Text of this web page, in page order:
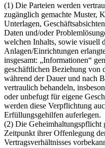
(1) Die Parteien werden
zugänglich gemachte Muster,
Unterlagen,
Daten und/oder
welchen Inhalts, sowie visuell
Anlagen/Einrichtungen
insgesamt: „Informationen“
geschäftlichen Beziehung von
während der Dauer und nach
vertraulich behandeln,
oder unbefugt für eigene
werden diese Verpflichtung
Erfüllungsgehilfen auferlegen.
(2) Die
Zeitpunkt ihrer Offenlegung
Vertragsverhältnisses